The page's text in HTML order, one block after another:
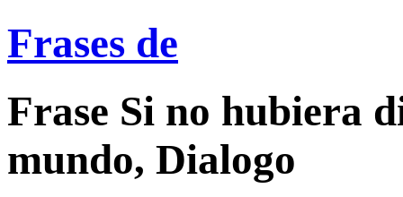
Frases de
Frase Si no hubiera
mundo, Dialogo